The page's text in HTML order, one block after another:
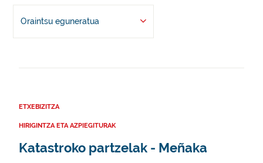
Oraintsu eguneratua
ETXEBIZITZA
HIRIGINTZA ETA AZPIEGITURAK
Katastroko partzelak - Meñaka